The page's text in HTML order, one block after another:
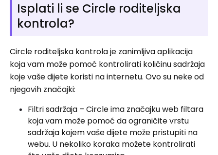
Isplati li se Circle roditeljska
kontrola?
Circle roditeljska kontrola je zanimljiva aplikacija
koja vam može pomoć kontrolirati količinu sadržaja
koje vaše dijete koristi na internetu. Ovo su neke od
njegovih značajki:
Filtri sadržaja – Circle ima značajku web filtara
koja vam može pomoć da ograničite vrstu
sadržaja kojem vaše dijete može pristupiti na
webu. U nekoliko koraka možete kontrolirati